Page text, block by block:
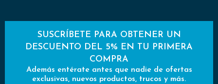
SUSCRÍBETE PARA OBTENER UN
DESCUENTO DEL 5% EN TU PRIMERA
COMPRA
Además entérate antes que nadie de ofertas
exclusivas, nuevos productos, trucos y más.